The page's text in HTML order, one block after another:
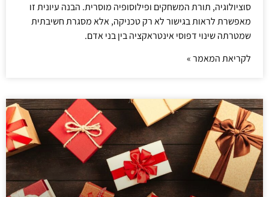
סוציולוגיה, תורת המשחקים ופילוסופיה מוסרית. הבנה עיונית זו
מאפשרת לראות בגישור לא רק טכניקה, אלא מסגרת חשיבתית
שמטרתה שינוי דפוסי אינטראקציה בין בני אדם.
לקריאת המאמר »